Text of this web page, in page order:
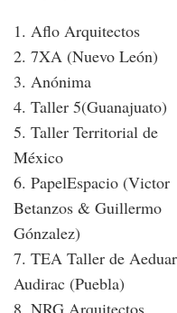
1. Aflo Arquitectos
2. 7XA (Nuevo León)
3. Anónima
4. Taller 5(Guanajuato)
5. Taller Territorial de
México
6. PapelEspacio (Victor
Betanzos & Guillermo
Gónzalez)
7. TEA Taller de
Audirac (Puebla)
8. NRG Arquitectos